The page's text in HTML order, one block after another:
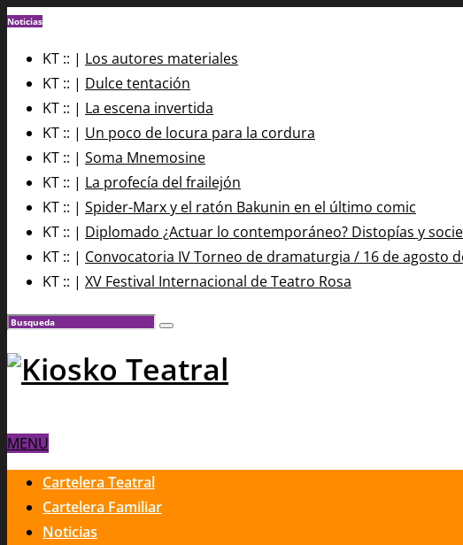
Noticias
KT :: | Los autores materiales
KT :: | Dulce tentación
KT :: | La escena invertida
KT :: | Un poco de locura para la cordura
KT :: | Soma Mnemosine
KT :: | La profecía del frailejón
KT :: | Spider-Marx y el ratón Bakunin en el último comic
KT :: | Diplomado ¿Actuar lo contemporáneo? Distopías y
KT :: | Convocatoria IV Torneo de dramaturgia / 16 de agosto
KT :: | XV Festival Internacional de Teatro Rosa
MENU
Cartelera Teatral
Cartelera Familiar
Noticias